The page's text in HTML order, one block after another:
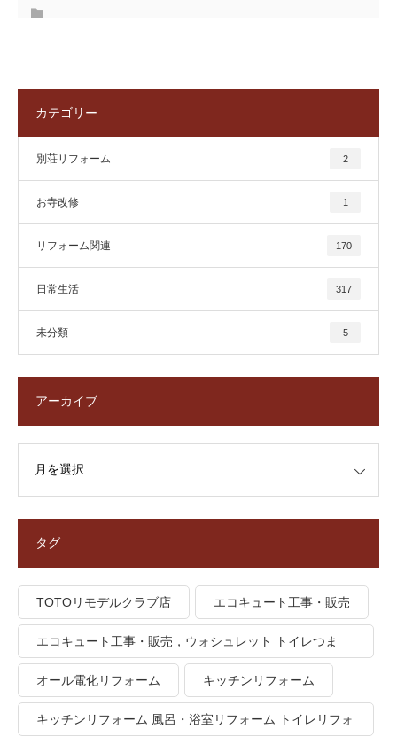
カテゴリー
別荘リフォーム 2
お寺改修 1
リフォーム関連 170
日常生活 317
未分類 5
アーカイブ
タグ
TOTOリモデルクラブ店 エコキュート工事・販売
エコキュート工事・販売，ウォシュレット トイレつま
り、トイレ水漏れ
オール電化リフォーム キッチンリフォーム
キッチンリフォーム 風呂・浴室リフォーム トイレリフォ